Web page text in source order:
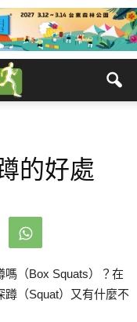
的好處
（Box Squats）？在
蹲（Squat）又有什麼不